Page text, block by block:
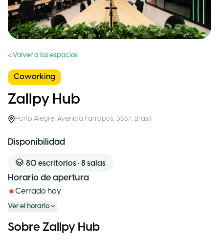
< Volver a los espacios
Coworking
Zallpy Hub
Porto Alegre, Avenida Farrapos, 3857, Brasil
Disponibilidad
80escritorios • 8salas
Horario de apertura
Cerrado hoy
Ver el horario
Sobre Zallpy Hub